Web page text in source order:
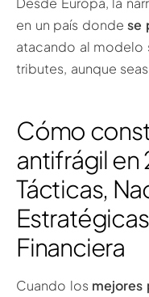
en un país dondese
atacando al modelo
tributes, aunque
Cómo
antifrágil en
Tácticas,
Financiera
Cuando los mejores